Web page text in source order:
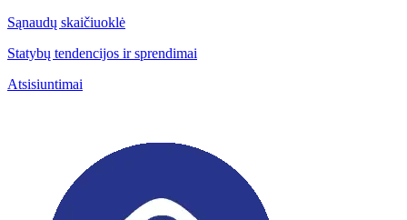
Sąnaudų skaičiuoklė
Statybų tendencijos ir sprendimai
Atsisiuntimai